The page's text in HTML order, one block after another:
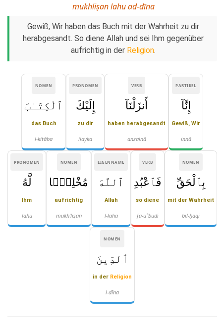
mukhliṣan lahu ad-dīna
Gewiß, Wir haben das Buch mit der Wahrheit zu dir
herabgesandt. So diene Allah und sei Ihm gegenüber
aufrichtig in der Religion.
PARTIKEL
إِنَّآ
Gewiß, Wir
innā
VERB
أَنزَلْنَآ
haben herabgesandt
anzalnā
PRONOMEN
إِلَيْكَ
zu dir
ilayka
NOMEN
ٱلْكِتَـٰبَ
das Buch
l-kitāba
NOMEN
بِٱلْحَقِّ
mit der Wahrheit
bil-ḥaqi
VERB
فَٱعْبُدِ
so diene
fa-uʿ'budi
EIGENNAME
ٱللَّهَ
Allah
l-laha
NOMEN
مُخْلِصًۭا
aufrichtig
mukh'liṣan
PRONOMEN
لَّهُ
Ihm
lahu
NOMEN
ٱلدِّينَ
in der Religion
l-dīna